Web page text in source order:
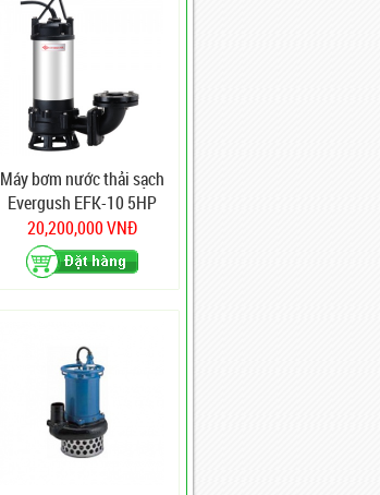
Máy bơm nước thải sạch
Evergush EFK-10 5HP
20,200,000 VNĐ